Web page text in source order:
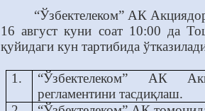
“Ўзбектелеком” АК
16 август куни соат 10:00 да
қуйидаги кун тартибида
1.
“Ўзбектелеком” АК
регламентини тасдиқлаш.